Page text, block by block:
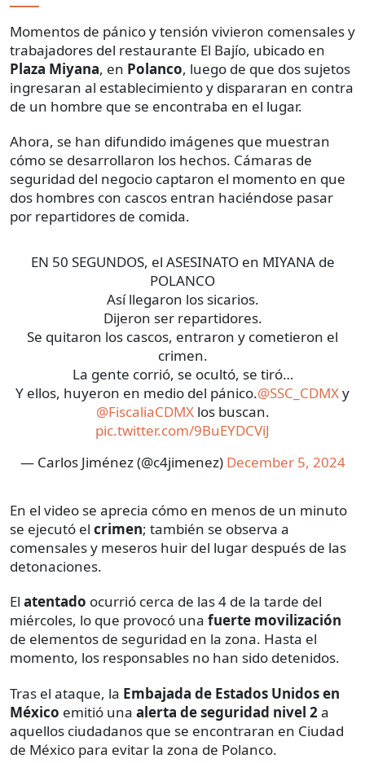
Momentos de pánico y tensión vivieron comensales y
trabajadores del restaurante El Bajío, ubicado en
Plaza Miyana, en Polanco, luego de que dos sujetos
ingresaran al establecimiento y dispararan en contra
de un hombre que se encontraba en el lugar.
Ahora, se han difundido imágenes que muestran
cómo se desarrollaron los hechos. Cámaras de
seguridad del negocio captaron el momento en que
dos hombres con cascos entran haciéndose pasar
por repartidores de comida.
EN 50 SEGUNDOS, el ASESINATO en MIYANA de
POLANCO
Así llegaron los sicarios.
Dijeron ser repartidores.
Se quitaron los cascos, entraron y cometieron el
crimen.
La gente corrió, se ocultó, se tiró…
Y ellos, huyeron en medio del pánico.@SSC_CDMXy
@FiscaliaCDMXlos buscan.
pic.twitter.com/9BuEYDCViJ
— Carlos Jiménez (@c4jimenez) December 5, 2024
En el video se aprecia cómo en menos de un minuto
se ejecutó el crimen; también se observa a
comensales y meseros huir del lugar después de las
detonaciones.
El atentado ocurrió cerca de las 4 de la tarde del
miércoles, lo que provocó una fuerte movilización
de elementos de seguridad en la zona. Hasta el
momento, los responsables no han sido detenidos.
Tras el ataque, la Embajada de Estados Unidos en
México emitió una alerta de seguridad nivel 2a
aquellos ciudadanos que se encontraran en Ciudad
de México para evitar la zona de Polanco.